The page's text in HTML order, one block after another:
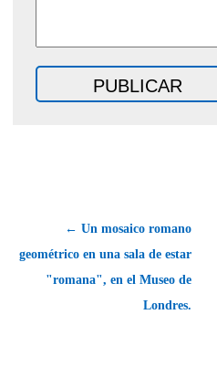
← Un mosaico romano
geométrico en una sala de estar
"romana", en el Museo de
Londres.